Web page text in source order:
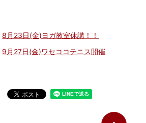
8月23日(金)ヨガ教室休講！！
9月27日(金)ワセココテニス開催